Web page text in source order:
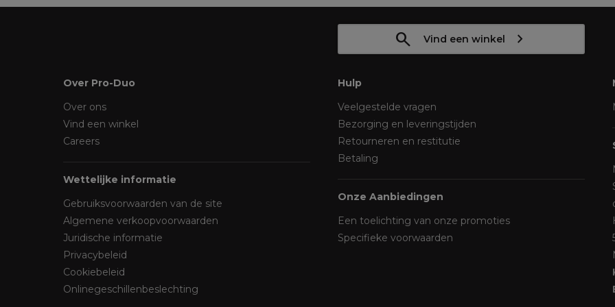
Vind een winkel
Over Pro-Duo
Over ons
Vind een winkel
Careers
Wettelijke informatie
Gebruiksvoorwaarden van de site
Algemene verkoopvoorwaarden
Juridische informatie
Privacybeleid
Cookiebeleid
Onlinegeschillenbeslechting
Hulp
Veelgestelde vragen
Bezorging en leveringstijden
Retourneren en restitutie
Betaling
Onze Aanbiedingen
Een toelichting van onze promoties
Specifieke voorwaarden